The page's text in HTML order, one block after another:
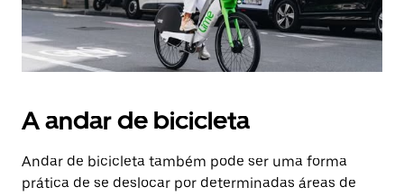
A andar de bicicleta
Andar de bicicleta também pode ser uma forma
prática de se deslocar por determinadas áreas de